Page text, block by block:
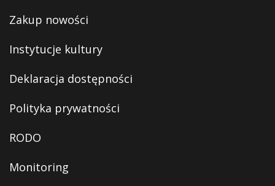
Zakup nowości
Instytucje kultury
Deklaracja dostępności
Polityka prywatności
RODO
Monitoring